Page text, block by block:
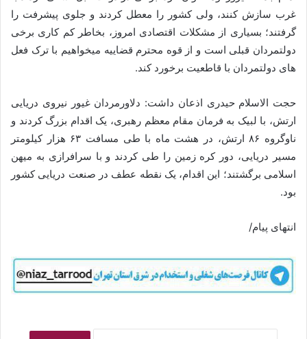
غرب سازش کنند، ولی کشور را معطل کردند و جلوی پیشرفت را
گرفتند؛ بسیاری از مشکلات اقتصادی امروز، بخاطر کم کاری برخی
دولتمردان قبلی است و از قوه محترم قضاییه میخواهیم با ترک فعل
های دولتمردان با قاطعیت برخورد کند.
حجت الاسلام حیدری اذعان داشت: دلاورمردان غیور نیروی دریایی
ارتش، با لبیک به فرمان مقام معظم رهبری، یک اقدام بزرگ کردند و
ناوگروه ۸۶ ارتش، در هشت ماه با طی مسافت ۶۳ هزار کیلومتر
مسیر دریایی، دور کره زمین را طی کردند و با سرافرازی به میهن
اسلامی برگشتند؛ این اقدام، یک نقطه عطف در صنعت دریایی کشور
بود.
انتهای پیام/